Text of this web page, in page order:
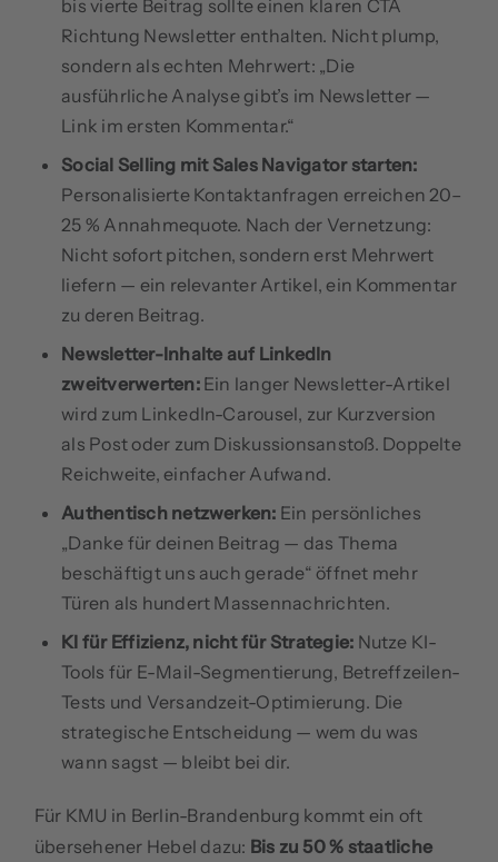
bis vierte Beitrag sollte einen klaren CTA
Richtung Newsletter enthalten. Nicht plump,
sondern als echten Mehrwert: „Die
ausführliche Analyse gibt’s im Newsletter —
Link im ersten Kommentar.“
Social Selling mit Sales Navigator starten:
Personalisierte Kontaktanfragen erreichen 20–
25 % Annahmequote. Nach der Vernetzung:
Nicht sofort pitchen, sondern erst Mehrwert
liefern — ein relevanter Artikel, ein Kommentar
zu deren Beitrag.
Newsletter-Inhalte auf LinkedIn
zweitverwerten:Ein langer Newsletter-Artikel
wird zum LinkedIn-Carousel, zur Kurzversion
als Post oder zum Diskussionsanstoß. Doppelte
Reichweite, einfacher Aufwand.
Authentisch netzwerken: Ein persönliches
„Danke für deinen Beitrag — das Thema
beschäftigt uns auch gerade“ öffnet mehr
Türen als hundert Massennachrichten.
KI für Effizienz, nicht für Strategie: Nutze KI-
Tools für E-Mail-Segmentierung, Betreffzeilen-
Tests und Versandzeit-Optimierung. Die
strategische Entscheidung — wem du was
wann sagst — bleibt bei dir.
Für KMU in Berlin-Brandenburg kommt ein oft
übersehener Hebel dazu: Bis zu 50 % staatliche